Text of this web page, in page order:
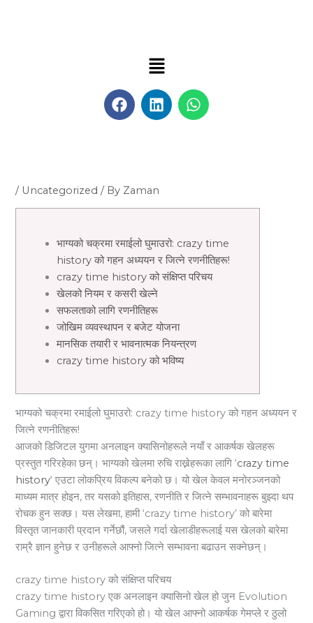
Menu
F
a
o
k
L
i
i
n
W
h
p
/ Uncategorized / By Zaman
भाग्यको चक्रमा रमाईलो घुमाउरो: crazy time
history को गहन अध्ययन र जित्ने रणनीतिहरू!
crazy time history को संक्षिप्त परिचय
खेलको नियम र कसरी खेल्ने
सफलताको लागि रणनीतिहरू
जोखिम व्यवस्थापन र बजेट योजना
मानसिक तयारी र भावनात्मक नियन्त्रण
crazy time history को भविष्य
भाग्यको चक्रमा रमाईलो घुमाउरो: crazy time history को गहन अध्ययन र
जित्ने रणनीतिहरू!
आजको डिजिटल युगमा अनलाइन क्यासिनोहरूले नयाँ र आकर्षक खेलहरू
प्रस्तुत गरिरहेका छन्। भाग्यको खेलमा रुचि राख्नेहरूका लागि ‘crazy time
history‘ एउटा लोकप्रिय विकल्प बनेको छ। यो खेल केवल मनोरञ्जनको
माध्यम मात्र होइन, तर यसको इतिहास, रणनीति र जित्ने सम्भावनाहरू बुझ्दा थप
रोचक हुन सक्छ। यस लेखमा, हामी ‘crazy time history’ को बारेमा
विस्तृत जानकारी प्रदान गर्नेछौं, जसले गर्दा खेलाडीहरूलाई यस खेलको बारेमा
राम्रै ज्ञान हुनेछ र उनीहरूले आफ्नो जित्ने सम्भावना बढाउन सक्नेछन्।
crazy time history को संक्षिप्त परिचय
crazy time history एक अनलाइन क्यासिनो खेल हो जुन Evolution
Gaming द्वारा विकसित गरिएको हो। यो खेल आफ्नो आकर्षक गेमप्ले र ठुलो